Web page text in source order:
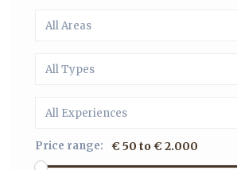
All Areas
All Types
All Experiences
Price range: € 50 to € 2.000